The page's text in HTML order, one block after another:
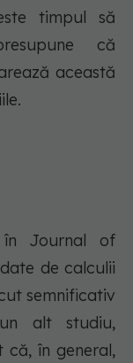
timpul să
că
această
Journal of
de calculii
semnificativ
alt studiu,
că, în general,